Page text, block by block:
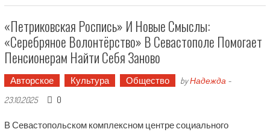
«Петриковская Роспись» И Новые Смыслы:
«серебряное Волонтёрство» В Севастополе Помогает
Пенсионерам Найти Себя Заново
Авторское Культура Общество byНадежда -
23.10.2025
0
В Севастопольском комплексном центре социального